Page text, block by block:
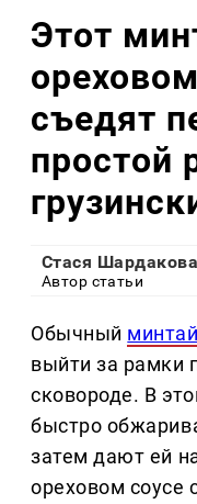
Этот
съедят
простой
Стася Шардакова
Автор статьи
Обычный минтай
выйти за рамки
сковороде. В
быстро
затем дают ей
ореховом соусе